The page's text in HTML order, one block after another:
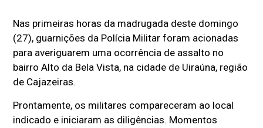
Nas primeiras horas da madrugada deste domingo
(27), guarnições da Polícia Militar foram acionadas
para averiguarem uma ocorrência de assalto no
bairro Alto da Bela Vista, na cidade de Uiraúna, região
de Cajazeiras.
Prontamente, os militares compareceram ao local
indicado e iniciaram as diligências. Momentos